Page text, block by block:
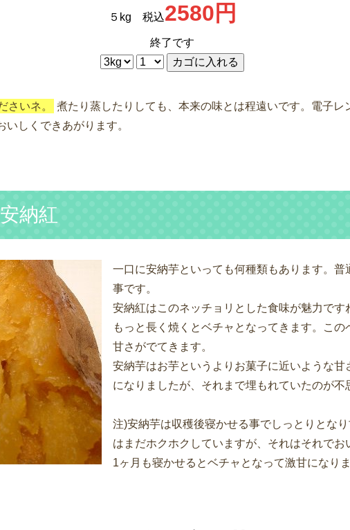
５kg 税込2580円
終了です
さいネ。
煮たり蒸したりしても、本来の味とは程遠いです。電子レ
しくできあがります。
納紅
一口に安納芋といっても何種類もあります。
事です。
安納紅はこのネッチョリとした食味が魅力です
もっと長く焼くとベチャとなってきます。こ
甘さがでてきます。
安納芋はお芋というよりお菓子に近いような
になりましたが、それまで埋もれていたのが不
注)安納芋は収穫後寝かせる事でしっとりとな
はまだホクホクしていますが、それはそれでお
1ヶ月も寝かせるとベチャとなって激甘になりま